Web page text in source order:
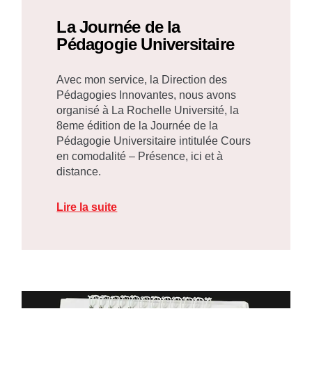
La Journée de la
Pédagogie Universitaire
Avec mon service, la Direction des
Pédagogies Innovantes, nous avons
organisé à La Rochelle Université, la
8eme édition de la Journée de la
Pédagogie Universitaire intitulée Cours
en comodalité – Présence, ici et à
distance.
Lire la suite